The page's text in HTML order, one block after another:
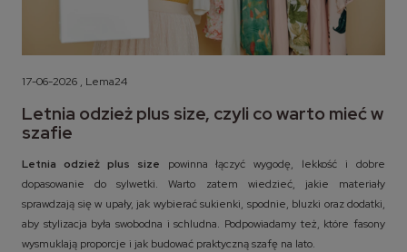
17-06-2026 , Lema24
Letnia odzież plus size, czyli co warto mieć w
szafie
Letnia odzież plus size powinna łączyć wygodę, lekkość i dobre
dopasowanie do sylwetki. Warto zatem wiedzieć, jakie materiały
sprawdzają się w upały, jak wybierać sukienki, spodnie, bluzki oraz dodatki,
aby stylizacja była swobodna i schludna. Podpowiadamy też, które fasony
wysmuklają proporcje i jak budować praktyczną szafę na lato.